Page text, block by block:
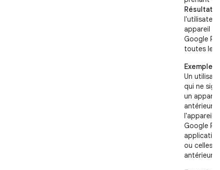
Résultat
appareil
Google
toutes les
Exemple 3
Un
qui ne
un
l'appareil
Google
ou celles